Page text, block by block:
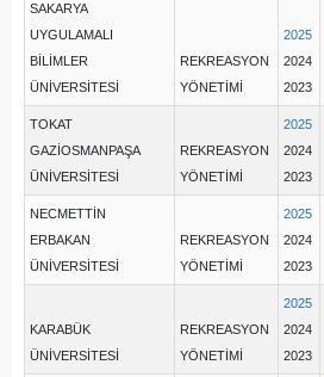
SAKARYA
UYGULAMALI
BİLİMLER
ÜNİVERSİTESİ
REKREASYON
YÖNETİMİ
2025
2024
2023
TOKAT
GAZİOSMANPAŞA
ÜNİVERSİTESİ
REKREASYON
YÖNETİMİ
2025
2024
2023
NECMETTİN
ERBAKAN
ÜNİVERSİTESİ
REKREASYON
YÖNETİMİ
2025
2024
2023
KARABÜK
ÜNİVERSİTESİ
REKREASYON
YÖNETİMİ
2025
2024
2023